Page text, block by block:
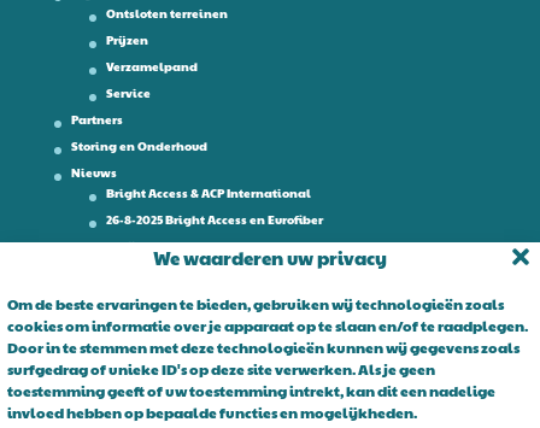
We waarderen uw privacy
Om de beste ervaringen te bieden, gebruiken wij technologieën zoals
cookies om informatie over je apparaat op te slaan en/of te raadplegen.
Door in te stemmen met deze technologieën kunnen wij gegevens zoals
surfgedrag of unieke ID's op deze site verwerken. Als je geen
toestemming geeft of uw toestemming intrekt, kan dit een nadelige
invloed hebben op bepaalde functies en mogelijkheden.
Ontsloten terreinen
Prijzen
Verzamelpand
Service
Partners
Storing en Onderhoud
Nieuws
Bright Access & ACP International
26-8-2025 Bright Access en Eurofiber
Werken bij
Over Bright Access
Glasvezel voor ondernemers. Al 15 jaar is Bright Access dé glasvezel
leverancier voor ondernemend Nederland. Bright Access maakt
glasvezel voor iedereen toegankelijk. De vraag is niet of u overstapt